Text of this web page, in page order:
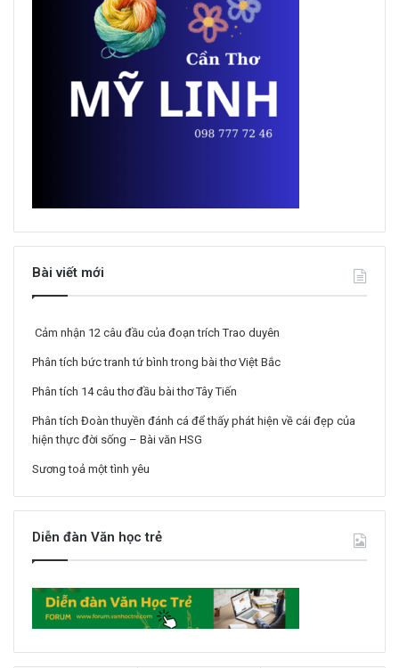
Bài viết mới
Cảm nhận 12 câu đầu của đoạn trích Trao duyên
Phân tích bức tranh tứ bình trong bài thơ Việt Bắc
Phân tích 14 câu thơ đầu bài thơ Tây Tiến
Phân tích Đoàn thuyền đánh cá để thấy phát hiện về cái đẹp của
hiện thực đời sống – Bài văn HSG
Sương toả một tình yêu
Diễn đàn Văn học trẻ